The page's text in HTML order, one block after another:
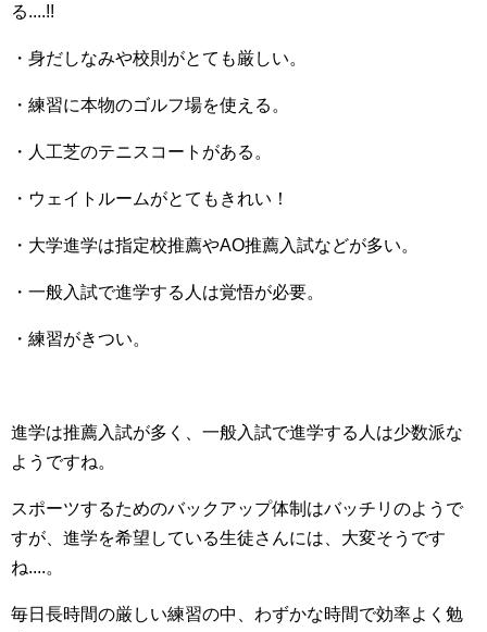
る....!!
・身だしなみや校則がとても厳しい。
・練習に本物のゴルフ場を使える。
・人工芝のテニスコートがある。
・ウェイトルームがとてもきれい！
・大学進学は指定校推薦やAO推薦入試などが多い。
・一般入試で進学する人は覚悟が必要。
・練習がきつい。
進学は推薦入試が多く、一般入試で進学する人は少数派な
ようですね。
スポーツするためのバックアップ体制はバッチリのようで
すが、進学を希望している生徒さんには、大変そうです
ね....。
毎日長時間の厳しい練習の中、わずかな時間で効率よく勉